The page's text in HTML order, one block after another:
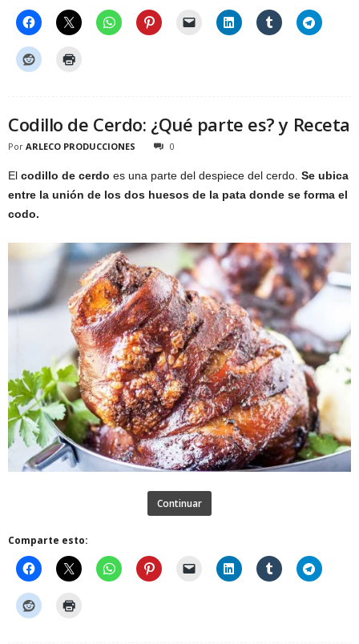
Codillo de Cerdo: ¿Qué parte es? y Receta
Por ARLECO PRODUCCIONES 0
El codillo de cerdo es una parte del despiece del cerdo. Se ubica
entre la unión de los dos huesos de la pata donde se forma el
codo.
Continuar
Comparte esto: